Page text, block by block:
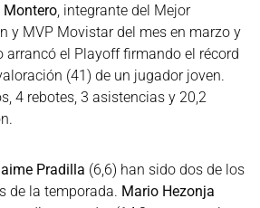
Montero , integrante del Mejor
y MVP Movistar del mes en marzo y
arrancó el Playoff firmando el récord
(41) de un jugador joven.
4 rebotes, 3 asistencias y 20,2
Pradilla (6,6) han sido dos de los
de la temporada. Mario Hezonja